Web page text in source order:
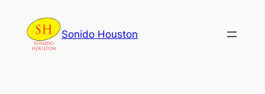
content
Sonido Houston